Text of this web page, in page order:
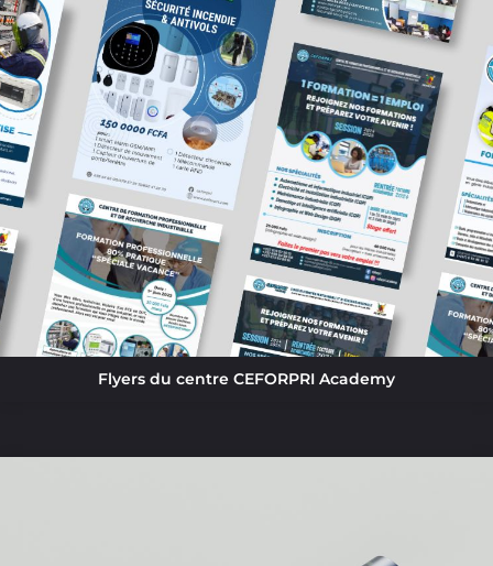
Flyers du centre CEFORPRI Academy